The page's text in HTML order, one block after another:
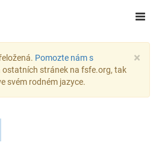
×
Pomozte nám s
stránek na fsfe.org, tak
svém rodném jazyce.